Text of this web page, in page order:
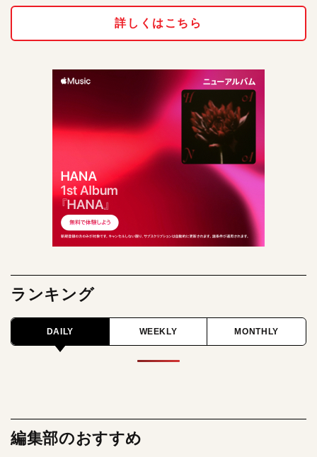
詳しくはこちら
ランキング
DAILY WEEKLY MONTHLY
編集部のおすすめ